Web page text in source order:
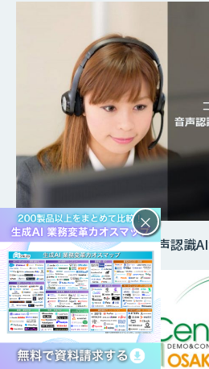
コールセンター向けの音声認識
×